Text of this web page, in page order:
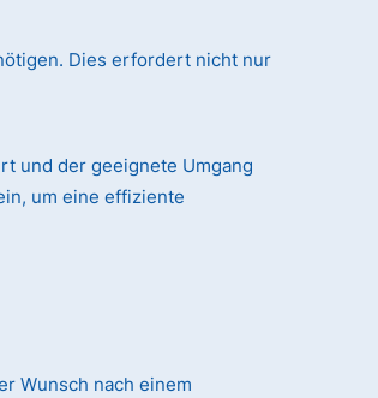
Dies erfordert nicht nur
und der geeignete Umgang
um eine effiziente
Wunsch nach einem